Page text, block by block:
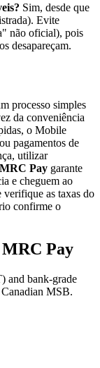
Sim, desde que
Evite
não oficial), pois
desapareçam.
processo simples
da conveniência
o Mobile
pagamentos de
utilizar
MRC Pay garante
e cheguem ao
verifique as taxas do
confirme o
Pay
and bank-grade
MSB.